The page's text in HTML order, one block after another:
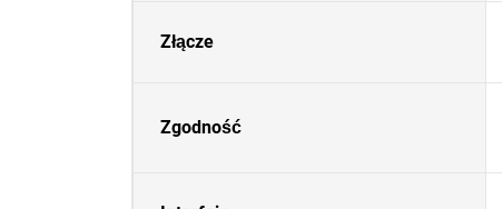
Złącze
Zgodność